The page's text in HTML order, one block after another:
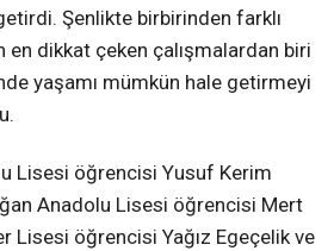
Şenlikte birbirinden farklı
dikkat çeken çalışmalardan biri
yaşamı mümkün hale getirmeyi
Lisesi öğrencisi Yusuf Kerim
Anadolu Lisesi öğrencisi Mert
Lisesi öğrencisi Yağız Egeçelik ve